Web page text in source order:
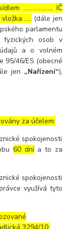
………………, IČ
….. (dále jen
parlamentu
osob v
a o volném
95/46/ES (obecné
jen „Nařízení“),
za účelem:
spokojenosti
60 dnía to za
spokojenosti
využívá tyto